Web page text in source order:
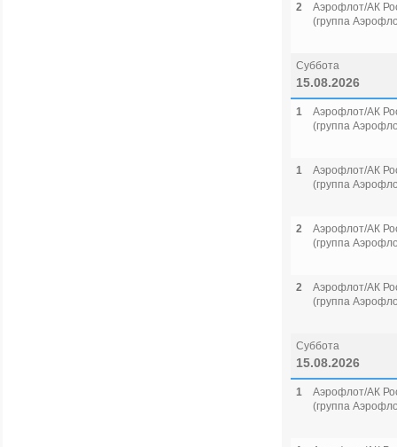
2
Аэрофлот/АК
(группа
Суббота
15.08.2026
1
Аэрофлот/АК
(группа
1
Аэрофлот/АК
(группа
2
Аэрофлот/АК
(группа
2
Аэрофлот/АК
(группа
Суббота
15.08.2026
1
Аэрофлот/АК
(группа